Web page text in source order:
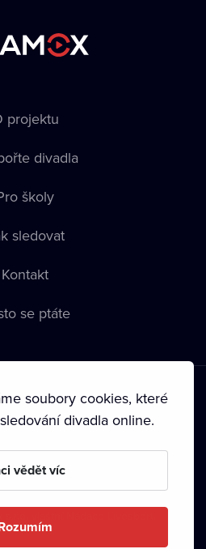
projektu
divadla
školy
sledovat
Kontakt
se ptáte
soukromí • Zásady používání
práva•
soubory cookies, které
divadla online.
vědět víc